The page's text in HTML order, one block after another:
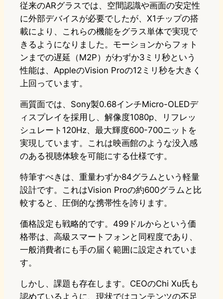
従来のARグラスでは、空間認識や画面の安定性
に外部デバイスが必要でしたが、X1チップの搭
載により、これらの機能をグラス単体で実現で
きるようになりました。モーションからフォト
ンまでの遅延（M2P）がわずか3ミリ秒という
性能は、AppleのVision Proの12ミリ秒を大きく
上回っています。
画質面では、Sony製0.68インチMicro-OLEDデ
ィスプレイを採用し、解像度1080p、リフレッ
シュレート120Hz、最大輝度600-700ニットを
実現しています。これは映画館のような没入感
のある視聴体験を可能にする仕様です。
特筆すべきは、重量わずか84グラムという軽量
設計です。これはVision Proの約600グラムと比
較すると、圧倒的な携帯性を誇ります。
価格設定も戦略的です。499ドルからという価
格帯は、高級スマートフォンと同程度であり、
一般消費者にも手の届く範囲に設定されていま
す。
しかし、課題も存在します。CEOのChi Xu氏も
認めているように、現状ではコンテンツの不足